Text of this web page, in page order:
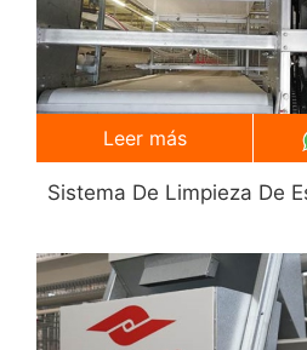
Sistema De Limpieza De
Leer más